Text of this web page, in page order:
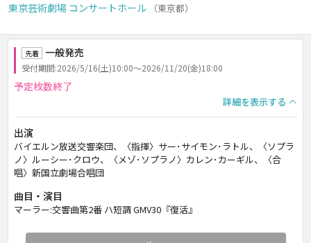
東京芸術劇場 コンサートホール （東京都）
先着 一般発売
受付期間:2026/5/16(土)10:00～2026/11/20(金)18:00
予定枚数終了
詳細を表示する
出演
バイエルン放送交響楽団、〈指揮〉サー･サイモン･ラトル、〈ソプラ
ノ〉ルーシー･クロウ、〈メゾ･ソプラノ〉カレン･カーギル、〈合
唱〉新国立劇場合唱団
曲目・演目
マーラー:交響曲第2番 ハ短調 GMV30『復活』